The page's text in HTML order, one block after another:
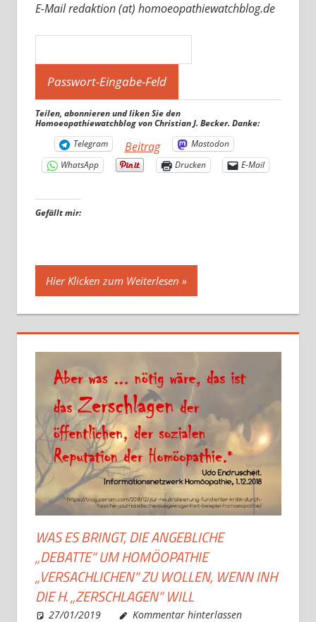
E-Mail redaktion (at) homoeopathiewatchblog.de
Teilen, abonnieren und liken Sie den
Homoeopathiewatchblog von Christian J. Becker. Danke:
Telegram
Beitrag
Mastodon
WhatsApp
Drucken E-Mail
Gefällt mir:
Hier Klicken zum Weiterlesen
WAS ES BRINGT, DIE ANGEBLICHE
„DEBATTE“ UM HOMÖOPATHIE
„VERSACHLICHEN“ ZU WOLLEN, WENN INH
DIE H. „ZERSCHLAGEN“ WILL
27/01/2019 Christian J. Becker
Allgemein
Kommentar hinterlassen